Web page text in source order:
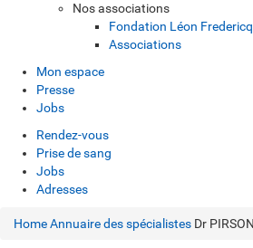
Nos associations
Fondation Léon Fredericq
Associations
Mon espace
Presse
Jobs
Rendez-vous
Prise de sang
Jobs
Adresses
HomeAnnuaire des spécialistes Dr